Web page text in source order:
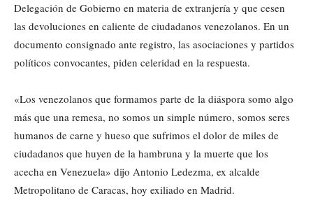
Delegación de Gobierno en materia de extranjería y que cesen
las devoluciones en caliente de ciudadanos venezolanos. En un
documento consignado ante registro, las asociaciones y partidos
políticos convocantes, piden celeridad en la respuesta.
«Los venezolanos que formamos parte de la diáspora somo algo
más que una remesa, no somos un simple número, somos seres
humanos de carne y hueso que sufrimos el dolor de miles de
ciudadanos que huyen de la hambruna y la muerte que los
acecha en Venezuela» dijo Antonio Ledezma, ex alcalde
Metropolitano de Caracas, hoy exiliado en Madrid.